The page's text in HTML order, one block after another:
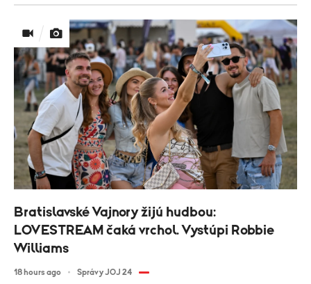
Bratislavské Vajnory žijú hudbou:
LOVESTREAM čaká vrchol. Vystúpi Robbie
Williams
18 hours ago Správy JOJ 24